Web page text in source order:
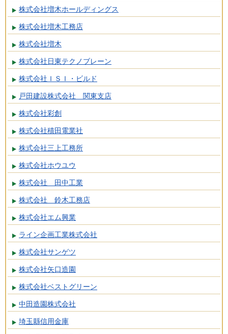
株式会社増木ホールディングス
株式会社増木工務店
株式会社増木
株式会社日東テクノブレーン
株式会社ＩＳＩ・ビルド
戸田建設株式会社 関東支店
株式会社彩創
株式会社積田電業社
株式会社三上工務所
株式会社ホウユウ
株式会社 田中工業
株式会社 鈴木工務店
株式会社エム興業
ライン企画工業株式会社
株式会社サンゲツ
株式会社矢口造園
株式会社ベストグリーン
中田造園株式会社
埼玉縣信用金庫